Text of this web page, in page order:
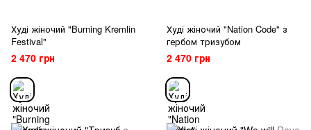
Худі жіночий "Burning Kremlin
Festival"
2 470 грн
Худі жіночий "Nation Code" з
гербом тризубом
2 470 грн